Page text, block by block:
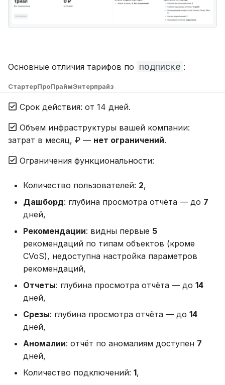
Основные отличия тарифов по подписке :
СтартерПроПраймЭнтерпрайз
Срок действия: от 14 дней.
Объем инфраструктуры вашей компании:
затрат в месяц, ₽ — нет ограничений.
Ограничения функциональности:
Количество пользователей: 2,
Дашборд: глубина просмотра отчёта — до 7
дней,
Рекомендации: видны первые 5
рекомендаций по типам объектов (кроме
CVoS), недоступна настройка параметров
рекомендаций,
Отчеты: глубина просмотра отчёта — до 14
дней,
Срезы: глубина просмотра отчёта — до 14
дней,
Аномалии: отчёт по аномалиям доступен 7
дней,
Количество подключений: 1,